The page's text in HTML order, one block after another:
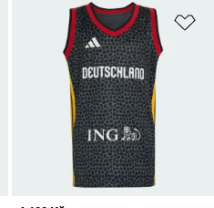
Přidat do seznamu přání